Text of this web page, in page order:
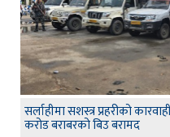
सर्लाहीमा सशस्त्र प्रहरीको
करोड बराबरको बिउ बरामद